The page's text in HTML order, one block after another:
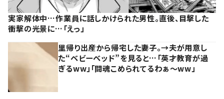
実家解体中…作業員に話しかけられた男性。直後、目撃した
衝撃の光景に…「えっ」
里帰り出産から帰宅した妻子。→夫が用意し
た“ベビーベッド”を見ると…「英才教育が過
ぎるww」「闘魂こめられてるわぁ～ww」